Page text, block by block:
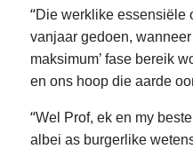
“Die werklike essensiële
vanjaar gedoen,
maksimum’ fase bereik
en ons hoop die aarde
“Wel Prof, ek en my
albei as burgerlike